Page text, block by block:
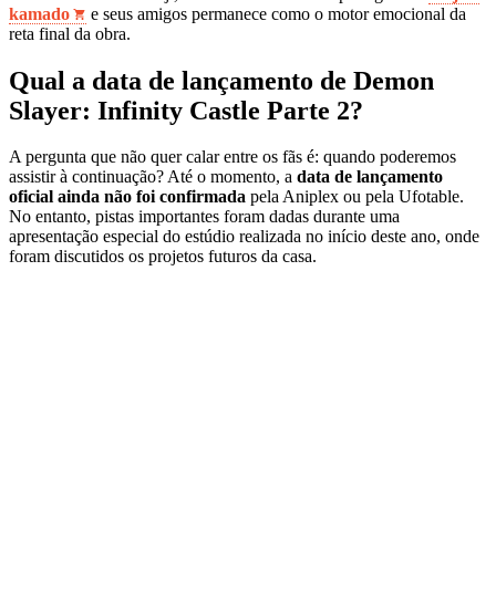
kamado
e seus amigos permanece como o motor emocional da
reta final da obra.
Qual a data de lançamento de Demon
Slayer: Infinity Castle Parte 2?
A pergunta que não quer calar entre os fãs é: quando poderemos
assistir à continuação? Até o momento, a data de lançamento
oficial ainda não foi confirmada pela Aniplex ou pela Ufotable.
No entanto, pistas importantes foram dadas durante uma
apresentação especial do estúdio realizada no início deste ano, onde
foram discutidos os projetos futuros da casa.